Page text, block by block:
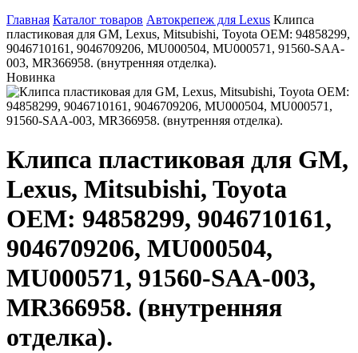
Главная Каталог товаров Автокрепеж для Lexus Клипса
пластиковая для GM, Lexus, Mitsubishi, Toyota ОЕМ: 94858299,
9046710161, 9046709206, MU000504, MU000571, 91560-SAA-
003, MR366958. (внутренняя отделка).
Новинка
Клипса пластиковая для GM,
Lexus, Mitsubishi, Toyota
ОЕМ: 94858299, 9046710161,
9046709206, MU000504,
MU000571, 91560-SAA-003,
MR366958. (внутренняя
отделка).